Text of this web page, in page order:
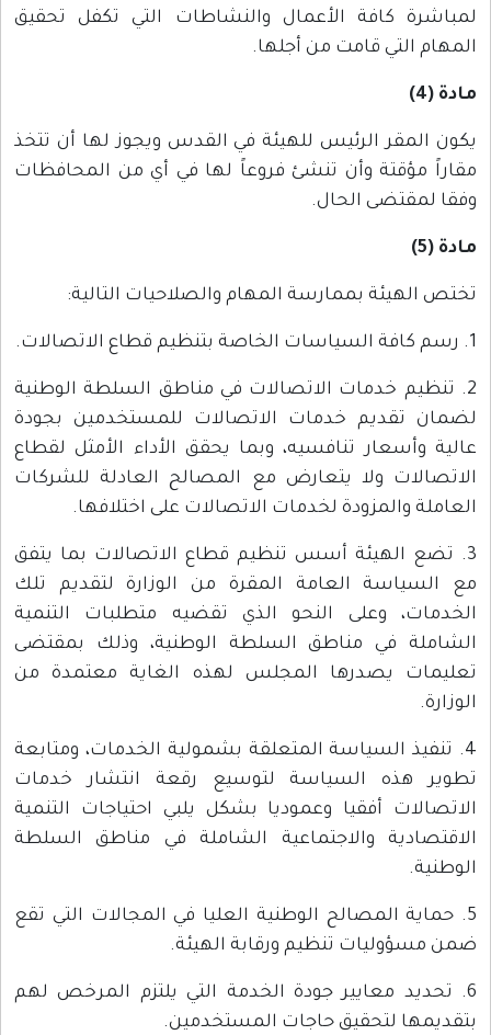
لمباشرة كافة الأعمال والنشاطات التي تكفل تحقيق
المهام التي قامت من أجلها.
مادة (4)
يكون المقر الرئيس للهيئة في القدس ويجوز لها أن تتخذ
مقاراً مؤقتة وأن تنشئ فروعاً لها في أي من المحافظات
وفقا لمقتضى الحال.
مادة (5)
تختص الهيئة بممارسة المهام والصلاحيات التالية:
1. رسم كافة السياسات الخاصة بتنظيم قطاع الاتصالات.
2. تنظيم خدمات الاتصالات في مناطق السلطة الوطنية
لضمان تقديم خدمات الاتصالات للمستخدمين بجودة
عالية وأسعار تنافسيه، وبما يحقق الأداء الأمثل لقطاع
الاتصالات ولا يتعارض مع المصالح العادلة للشركات
العاملة والمزودة لخدمات الاتصالات على اختلافها.
3. تضع الهيئة أسس تنظيم قطاع الاتصالات بما يتفق
مع السياسة العامة المقرة من الوزارة لتقديم تلك
الخدمات، وعلى النحو الذي تقضيه متطلبات التنمية
الشاملة في مناطق السلطة الوطنية، وذلك بمقتضى
تعليمات يصدرها المجلس لهذه الغاية معتمدة من
الوزارة.
4. تنفيذ السياسة المتعلقة بشمولية الخدمات، ومتابعة
تطوير هذه السياسة لتوسيع رقعة انتشار خدمات
الاتصالات أفقيا وعموديا بشكل يلبي احتياجات التنمية
الاقتصادية والاجتماعية الشاملة في مناطق السلطة
الوطنية.
5. حماية المصالح الوطنية العليا في المجالات التي تقع
ضمن مسؤوليات تنظيم ورقابة الهيئة.
6. تحديد معايير جودة الخدمة التي يلتزم المرخص لهم
بتقديمها لتحقيق حاجات المستخدمين.